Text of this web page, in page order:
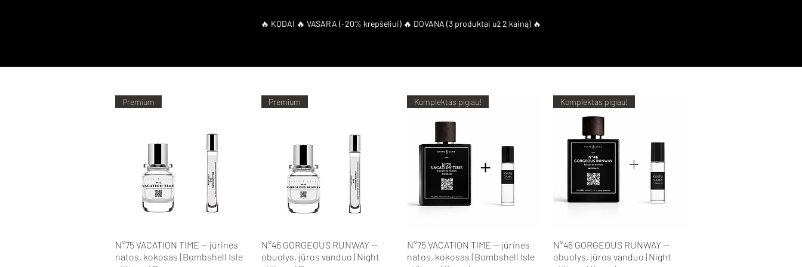
Greita peržiūra
Premium
N°75 VACATION TIME — jūrinės
natos, kokosas | Bombshell Isle
Greita peržiūra
Premium
N°46 GORGEOUS RUNWAY —
obuolys, jūros vanduo | Night
Greita peržiūra
Komplektas pigiau!
N°75 VACATION TIME — jūrinės
natos, kokosas | Bombshell Isle
Greita peržiūra
Komplektas pigiau!
N°46 GORGEOUS RUNWAY —
obuolys, jūros vanduo | Night